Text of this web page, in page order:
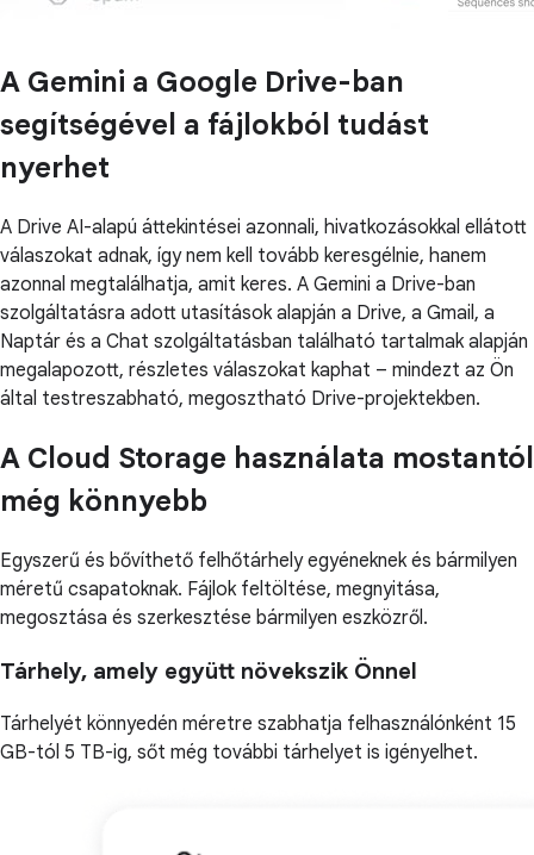
A Gemini a Google Drive-ban
segítségével a fájlokból tudást
nyerhet
A Drive AI-alapú áttekintései azonnali, hivatkozásokkal ellátott
válaszokat adnak, így nem kell tovább keresgélnie, hanem
azonnal megtalálhatja, amit keres. A Gemini a Drive-ban
szolgáltatásra adott utasítások alapján a Drive, a Gmail, a
Naptár és a Chat szolgáltatásban található tartalmak alapján
megalapozott, részletes válaszokat kaphat – mindezt az Ön
által testreszabható, megosztható Drive-projektekben.
A Cloud Storage használata mostantól
még könnyebb
Egyszerű és bővíthető felhőtárhely egyéneknek és bármilyen
méretű csapatoknak. Fájlok feltöltése, megnyitása,
megosztása és szerkesztése bármilyen eszközről.
Tárhely, amely együtt növekszik Önnel
Tárhelyét könnyedén méretre szabhatja felhasználónként 15
GB-tól 5 TB-ig, sőt még további tárhelyet is igényelhet.